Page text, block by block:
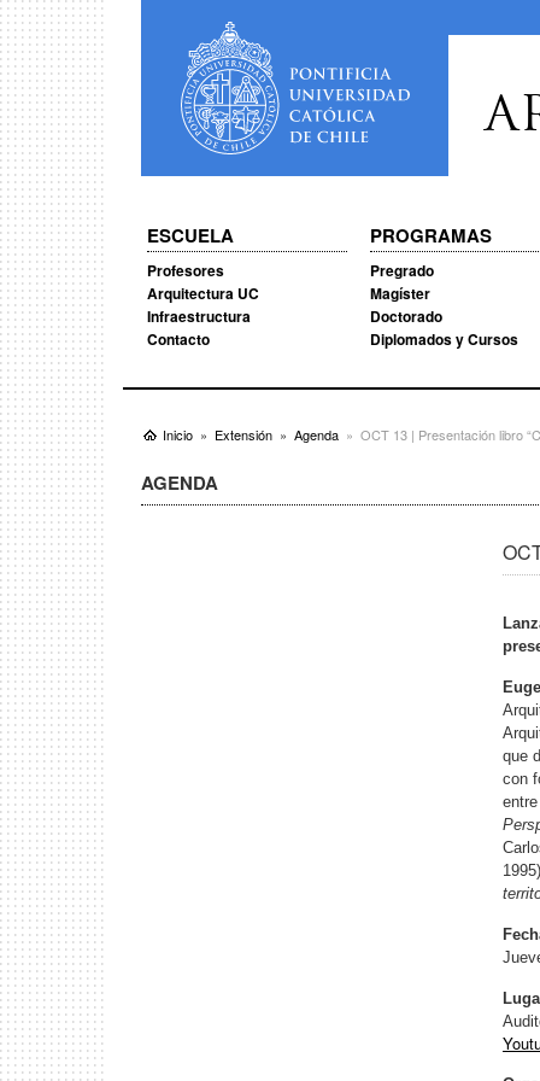
ESCUELA
Profesores
Arquitectura UC
Infraestructura
Contacto
PROGRAMAS
Pregrado
Magíster
Doctorado
Diplomados y Cursos
Inicio Extensión Agenda OCT 13 | Presentación libro
AGENDA
que
con